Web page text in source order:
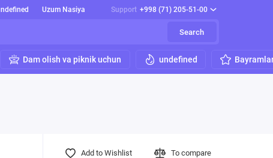
Uzum Nasiya Support +998 (71) 205-51-00
Search
Dam olish va piknik uchun undefined
Add to Wishlist To compare